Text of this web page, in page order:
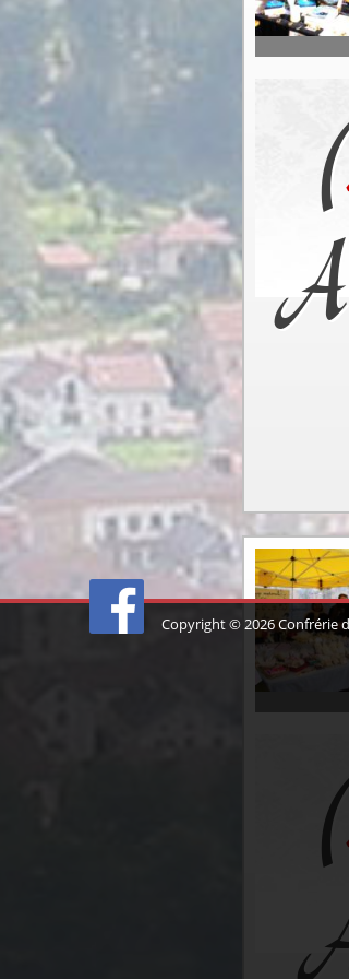
Copyright © 2026Confrérie